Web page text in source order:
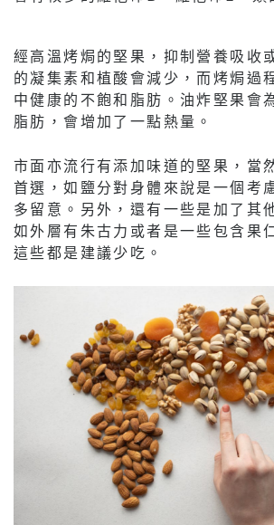
經高溫烤焗的堅果，抑制營養吸收
的凝集素和植酸會減少，而烤焗過
中健康的不飽和脂肪。油炸堅果會
脂肪，會增加了一點熱量。
市面亦流行有添加味道的堅果，當
首選，如鹽分對身體來說是一個考
多留意。另外，還有一些是加了其
如外層有朱古力或者是一些包含果
這些都是建議少吃。